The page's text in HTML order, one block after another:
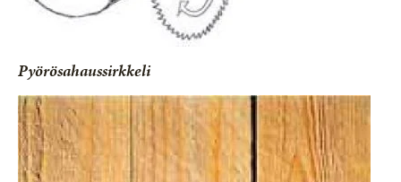
Pyörösahaussirkkeli